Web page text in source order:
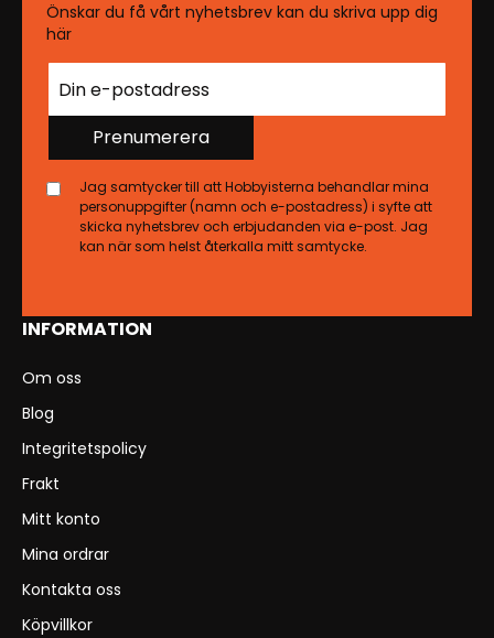
INFORMATION
Om oss
Blog
Integritetspolicy
Frakt
Mitt konto
Mina ordrar
Kontakta oss
Köpvillkor
Önskar du få vårt nyhetsbrev kan du skriva upp dig
här
Prenumerera
Jag samtycker till att Hobbyisterna behandlar mina
personuppgifter (namn och e-postadress) i syfte att
skicka nyhetsbrev och erbjudanden via e-post. Jag
kan när som helst återkalla mitt samtycke.